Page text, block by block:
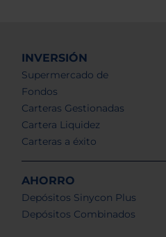
INVERSIÓN
Supermercado de
Fondos
Carteras Gestionadas
Cartera Liquidez
Carteras a éxito
AHORRO
Depósitos Sinycon Plus
Depósitos Combinados